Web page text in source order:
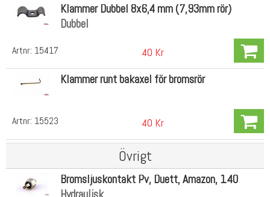
Artnr: 15417
Klammer Dubbel 8x6,4 mm (7,93mm rör)
Dubbel
40 Kr
Artnr: 15523
Klammer runt bakaxel för bromsrör
40 Kr
Övrigt
Bromsljuskontakt Pv, Duett, Amazon, 140